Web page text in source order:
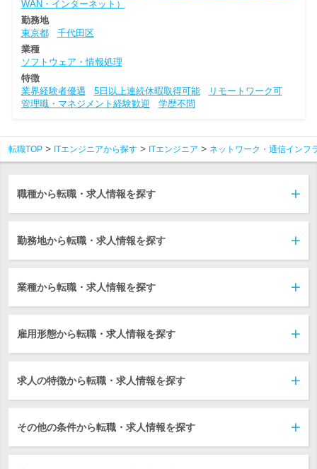
WAN・インターネット）
勤務地
東京都
千代田区
業種
ソフトウェア・情報処理
特徴
業界経験者優遇
5日以上連続休暇取得可能
リモートワーク可
管理職・マネジメント経験歓迎
学歴不問
転職TOP ITエンジニアから探す ITエンジニア ネットワーク・通信インフ
職種から転職・求人情報を探す
勤務地から転職・求人情報を探す
業種から転職・求人情報を探す
雇用形態から転職・求人情報を探す
求人の特徴から転職・求人情報を探す
その他の条件から転職・求人情報を探す